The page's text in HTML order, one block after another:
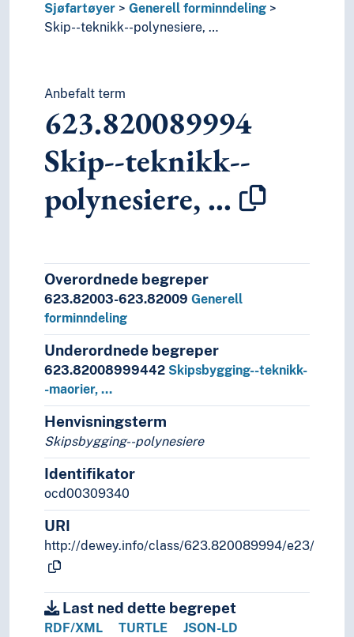
Sjøfartøyer
Generell forminndeling
Skip--teknikk--polynesiere, …
Anbefalt term
623.820089994
Skip--teknikk--
polynesiere, …
Overordnede begreper
623.82003-623.82009 Generell
forminndeling
Underordnede begreper
623.82008999442 Skipsbygging--teknikk-
-maorier, …
Henvisningsterm
Skipsbygging--polynesiere
Identifikator
ocd00309340
URI
http://dewey.info/class/623.820089994/e23/
Last ned dette begrepet
RDF/XML TURTLE JSON-LD